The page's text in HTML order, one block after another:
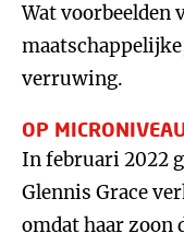
Wat voorbeelden
verruwing.
OP
In februari 2022
Glennis Grace
omdat haar zoon